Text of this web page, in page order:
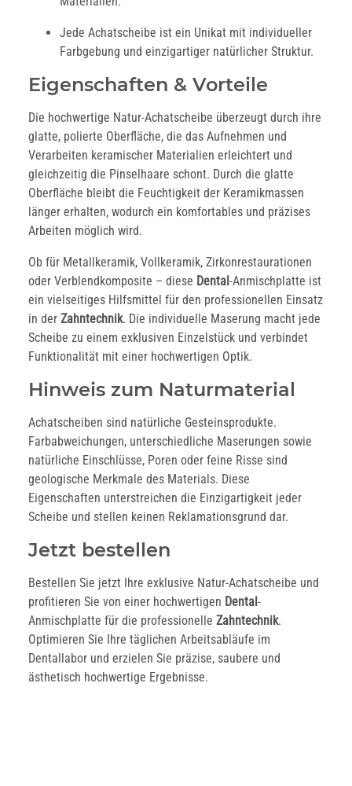
Jede Achatscheibe ist ein Unikat mit individueller
Farbgebung und einzigartiger natürlicher Struktur.
Eigenschaften & Vorteile
Die hochwertige Natur-Achatscheibe überzeugt durch ihre
glatte, polierte Oberfläche, die das Aufnehmen und
Verarbeiten keramischer Materialien erleichtert und
gleichzeitig die Pinselhaare schont. Durch die glatte
Oberfläche bleibt die Feuchtigkeit der Keramikmassen
länger erhalten, wodurch ein komfortables und präzises
Arbeiten möglich wird.
Ob für Metallkeramik, Vollkeramik, Zirkonrestaurationen
oder Verblendkomposite – diese Dental -Anmischplatte ist
ein vielseitiges Hilfsmittel für den professionellen Einsatz
in der Zahntechnik. Die individuelle Maserung macht jede
Scheibe zu einem exklusiven Einzelstück und verbindet
Funktionalität mit einer hochwertigen Optik.
Hinweis zum Naturmaterial
Achatscheiben sind natürliche Gesteinsprodukte.
Farbabweichungen, unterschiedliche Maserungen sowie
natürliche Einschlüsse, Poren oder feine Risse sind
geologische Merkmale des Materials. Diese
Eigenschaften unterstreichen die Einzigartigkeit jeder
Scheibe und stellen keinen Reklamationsgrund dar.
Jetzt bestellen
Bestellen Sie jetzt Ihre exklusive Natur-Achatscheibe und
profitieren Sie von einer hochwertigen Dental -
Anmischplatte für die professionelle Zahntechnik.
Optimieren Sie Ihre täglichen Arbeitsabläufe im
Dentallabor und erzielen Sie präzise, saubere und
ästhetisch hochwertige Ergebnisse.